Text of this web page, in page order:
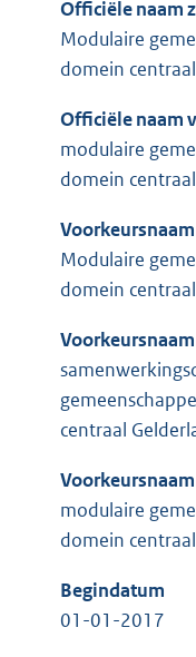
Officiële naam
Modulaire
domein
Officiële naam
modulaire
domein
Modulaire
domein
centraal
modulaire
domein
Begindatum
01-01-2017